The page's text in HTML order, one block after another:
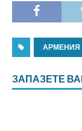
АРМЕНИЯ
ЗАПАЗЕТЕ